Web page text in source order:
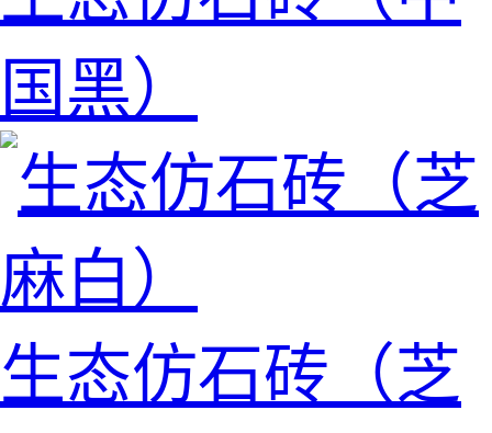
国黑）
生态仿石砖（芝